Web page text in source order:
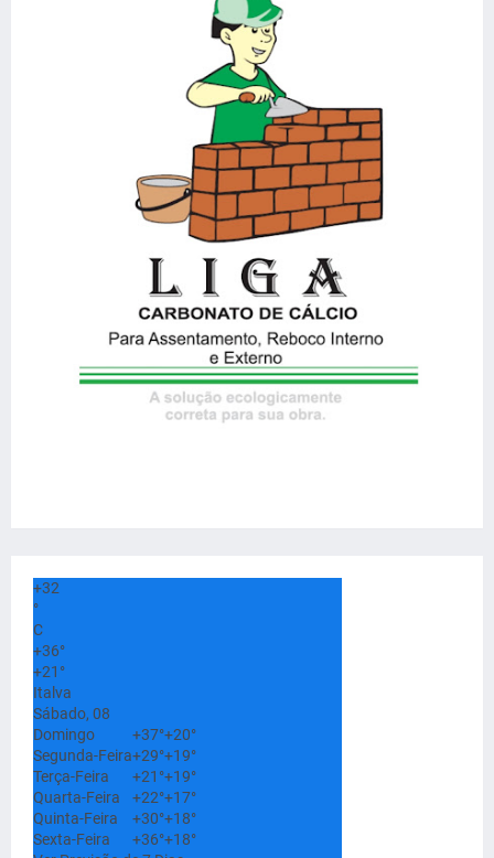
+32
°
C
+36°
+21°
Italva
Sábado, 08
Domingo
+37°+20°
Segunda-Feira+29°+19°
Terça-Feira
+21°+19°
Quarta-Feira
+22°+17°
Quinta-Feira
+30°+18°
Sexta-Feira
+36°+18°